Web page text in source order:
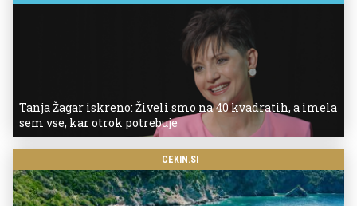
Tanja Žagar iskreno: Živeli smo na 40 kvadratih, a imela
sem vse, kar otrok potrebuje
CEKIN.SI